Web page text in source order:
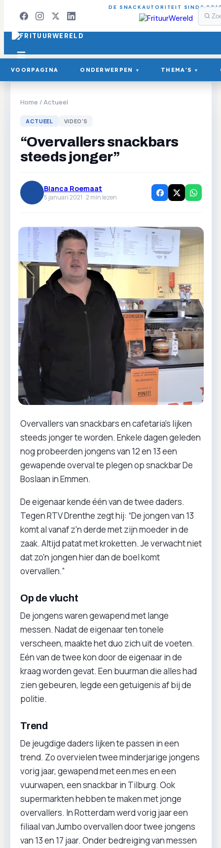
DE SNACKAUTORITEIT SINDS
VOORPAGINA ONDERWERPEN ▾ THEMA'S ▾
Home /Actueel
ACTUEEL VIDEO'S
“Overvallers snackbars
steeds jonger”
Bianca Roemaat
5 januari 2021 ·2 min lezen
Overvallers van snackbars en cafetaria’s lijken
steeds jonger te worden. Enkele dagen geleden
nog probeerden jongens van 12 en 13 een
gewapende overval te plegen op snackbar De
Boslaan in Emmen.
De eigenaar kende één van de twee daders.
Tegen RTV Drenthe zegt hij: “De jongen van 13
komt al vanaf z'n derde met zijn moeder in de
zaak. Altijd patat met kroketten. Je verwacht niet
dat zo'n jongen hier dan de boel komt
overvallen.”
Op de vlucht
De jongens waren gewapend met lange
messen. Nadat de eigenaar ten tonele
verscheen, maakte het duo zich uit de voeten.
Eén van de twee kon door de eigenaar in de
kraag worden gevat. Een buurman die alles had
zien gebeuren, legde een getuigenis af bij de
politie.
Trend
De jeugdige daders lijken te passen in een
trend. Zo overvielen twee minderjarige jongens
vorig jaar, gewapend met een mes en een
vuurwapen, een snackbar in Tilburg. Ook
supermarkten hebben te maken met jonge
overvallers. In Rotterdam werd vorig jaar een
filiaal van Jumbo overvallen door twee jongens
van 13 en 17 jaar. Onder bedreiging van messen